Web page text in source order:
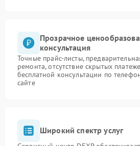
Прозрачное
консультация
Точные прайс-листы,
ремонта, отсутствие скрытых
бесплатной консультации по
сайте
Широкий спектр услуг